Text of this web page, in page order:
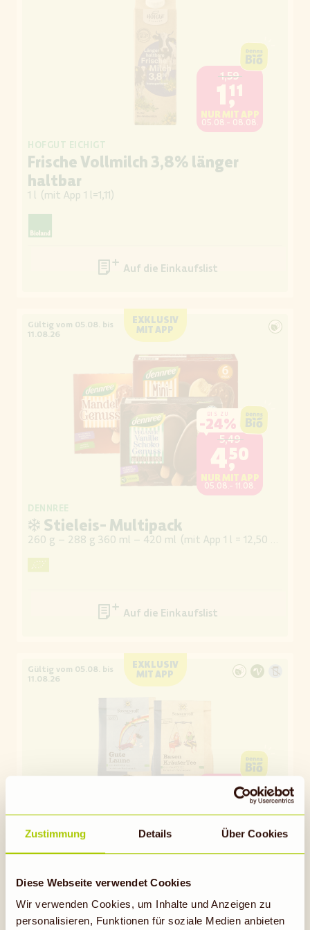
Zustimmung Details Über Cookies
Diese Webseite verwendet Cookies
Wir verwenden Cookies, um Inhalte und Anzeigen zu
personalisieren, Funktionen für soziale Medien anbieten
1,59
1,11
NUR MIT APP
05.08.- 08.08.
HOFGUT EICHIGT
Frische Vollmilch 3,8% länger
haltbar
1 l (mit App 1 l=1,11)
Auf die Einkaufsliste
EXKLUSIV
MIT APP
Gültig vom 05.08. bis
11.08.26
BIS ZU
-24%
5,49
4,50
NUR MIT APP
05.08.- 11.08.
DENNREE
❄ Stieleis- Multipack
260 g – 288 g 360 ml – 420 ml (mit App 1 l = 12,50 / 10,71
Auf die Einkaufsliste
EXKLUSIV
MIT APP
Gültig vom 05.08. bis
11.08.26
15 %
NUR MIT APP
05.08.- 11.08.
SONNENTOR
von Sonnentor